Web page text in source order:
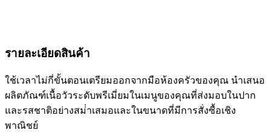
รายละเอียดสินค้า
ใช้เวลาไม่กี่ขั้นตอนเตรียมออกจากมือห้องครัวของคุณ นําเสนอ
ผลิตภัณฑ์เนื้อวัวระดับพรีเมี่ยมในเมนูของคุณที่ส่งมอบในปาก
และรสชาติอย่างสม่ําเสมอและในขนาดที่มีการสั่งซื้อเชิง
พาณิชย์